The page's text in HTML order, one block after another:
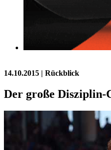
14.10.2015 | Rückblick
Der große Disziplin-